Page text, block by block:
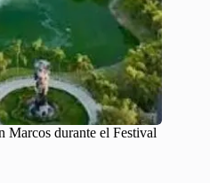
Marcos durante el Festival